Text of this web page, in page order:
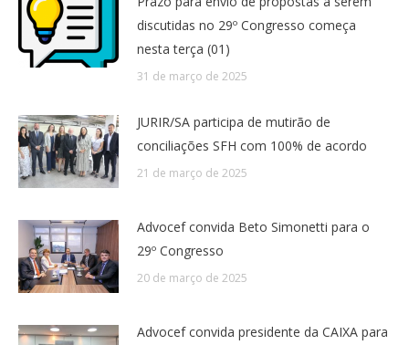
discutidas no 29º Congresso começa
nesta terça (01)
31 de março de 2025
JURIR/SA participa de mutirão de
conciliações SFH com 100% de acordo
21 de março de 2025
Advocef convida Beto Simonetti para o
29º Congresso
20 de março de 2025
Advocef convida presidente da CAIXA para